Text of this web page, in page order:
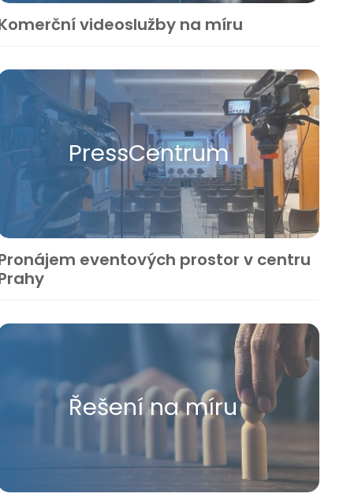
videoslužby na míru
Press​Centrum
eventových prostor v centru
Řešení na míru